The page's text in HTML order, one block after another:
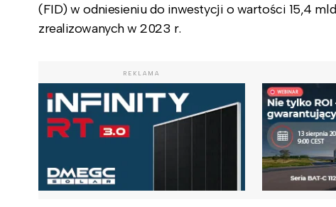
(FID) w odniesieniu do inwestycji o wartości 15,4
zrealizowanych w 2023 r.
REKLAMA